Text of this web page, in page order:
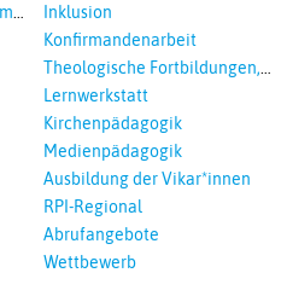
Inklusion
Konfirmandenarbeit
Theologische Fortbildungen,
Ökumenisches und Interreligöses
Lernwerkstatt
Kirchenpädagogik
Medienpädagogik
Ausbildung der Vikar*innen
RPI-Regional
Abrufangebote
Wettbewerb